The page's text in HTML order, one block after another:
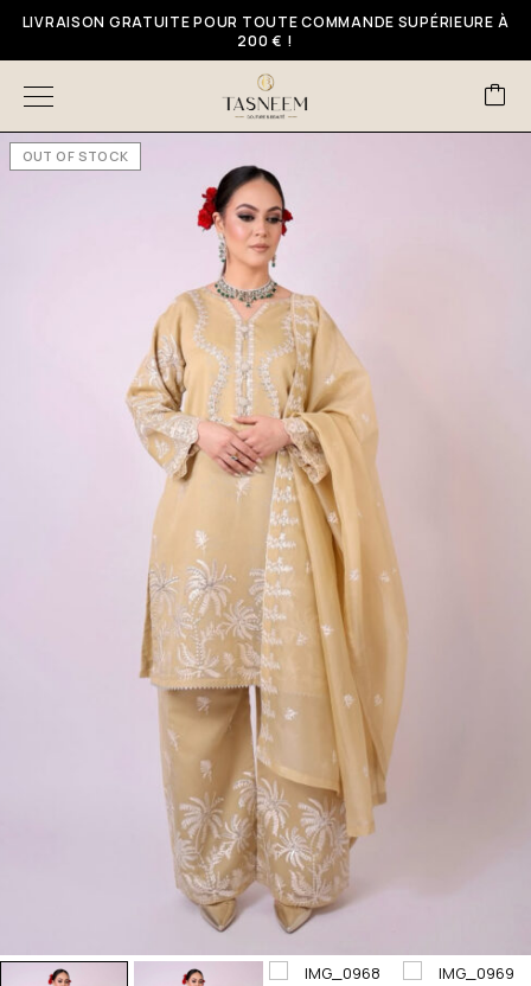
LIVRAISON GRATUITE POUR TOUTE COMMANDE SUPÉRIEURE À
200 € !
OUT OF STOCK